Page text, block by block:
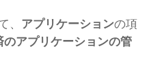
、 アプリケーションの項
のアプリケーションの管